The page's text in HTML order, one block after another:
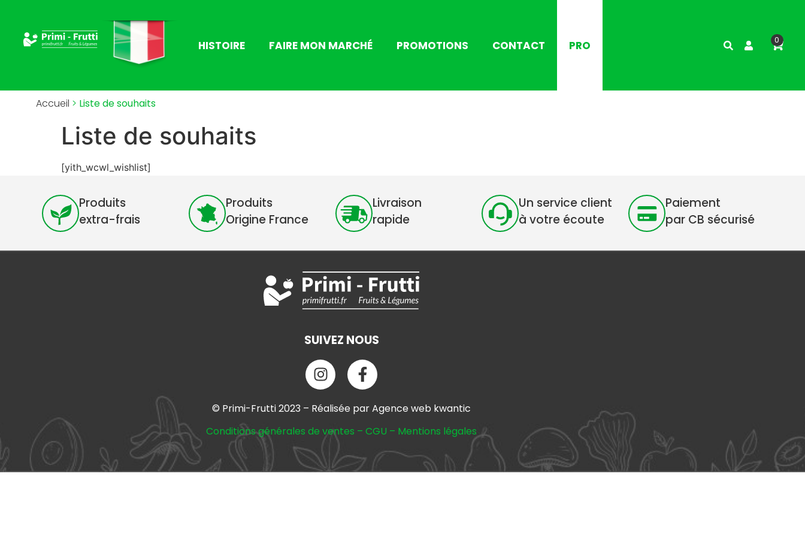
HISTOIRE FAIRE MON MARCHÉ PROMOTIONS CONTACT PRO 0
Accueil > Liste de souhaits
Liste de souhaits
[yith_wcwl_wishlist]
Produits
extra-frais
Produits
Origine France
Livraison
rapide
Un service client
à votre écoute
Paiement
par CB sécurisé
SUIVEZ NOUS
© Primi-Frutti 2023 – Réalisée par Agence web kwantic
Conditions générales de ventes – CGU – Mentions légales